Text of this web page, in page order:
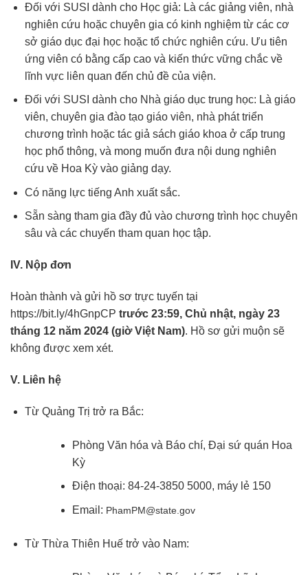
Đối với SUSI dành cho Học giả: Là các giảng viên, nhà
nghiên cứu hoặc chuyên gia có kinh nghiệm từ các cơ
sở giáo dục đại học hoặc tổ chức nghiên cứu. Ưu tiên
ứng viên có bằng cấp cao và kiến thức vững chắc về
lĩnh vực liên quan đến chủ đề của viện.
Đối với SUSI dành cho Nhà giáo dục trung học: Là giáo
viên, chuyên gia đào tạo giáo viên, nhà phát triển
chương trình hoặc tác giả sách giáo khoa ở cấp trung
học phổ thông, và mong muốn đưa nội dung nghiên
cứu về Hoa Kỳ vào giảng dạy.
Có năng lực tiếng Anh xuất sắc.
Sẵn sàng tham gia đầy đủ vào chương trình học chuyên
sâu và các chuyến tham quan học tập.
IV. Nộp đơn
Hoàn thành và gửi hồ sơ trực tuyến tại
https://bit.ly/4hGnpCP trước 23:59, Chủ nhật, ngày 23
tháng 12 năm 2024 (giờ Việt Nam). Hồ sơ gửi muộn sẽ
không được xem xét.
V. Liên hệ
Từ Quảng Trị trở ra Bắc:
Phòng Văn hóa và Báo chí, Đại sứ quán Hoa
Kỳ
Điện thoại: 84-24-3850 5000, máy lẻ 150
Email: PhamPM@state.gov
Từ Thừa Thiên Huế trở vào Nam: